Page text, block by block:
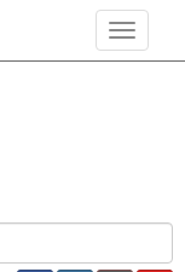
Toggle